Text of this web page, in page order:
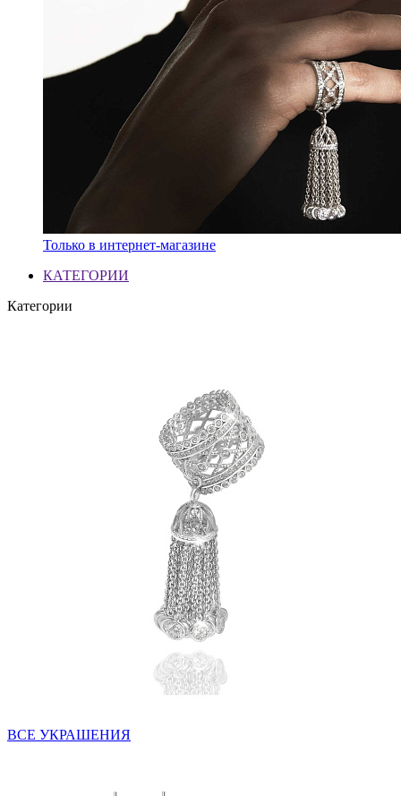
Только в интернет-магазине
КАТЕГОРИИ
Категории
ВСЕ УКРАШЕНИЯ